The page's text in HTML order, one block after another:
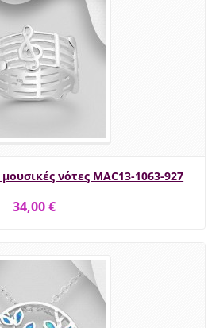
νότες MAC13-1063-927
34,00 €